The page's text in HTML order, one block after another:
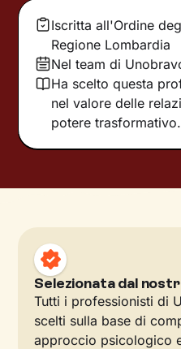
Iscritta all'Ordine
Regione Lombardia
Nel team di
Ha scelto questa
nel valore delle
potere trasformativo.
Selezionata dal
Tutti i professionisti di
scelti sulla base di
approccio psicologico